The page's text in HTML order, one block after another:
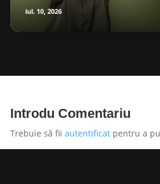
iul. 10, 2026
Introdu Comentariu
Trebuie să fiiautentificat pentru a